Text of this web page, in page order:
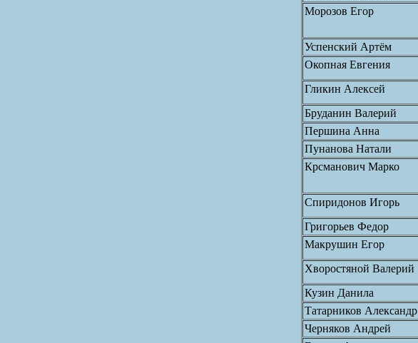
Морозов Егор
Успенский Артём
Окопная Евгения
Гликин Алексей
Бруданин Валерий
Першина Анна
Пунанова Натали
Крсманович Марко
Спиридонов Игорь
Григорьев Федор
Макрушин Егор
Хворостяной Валерий
Кузин Данила
Татарников Александр
Черняков Андрей